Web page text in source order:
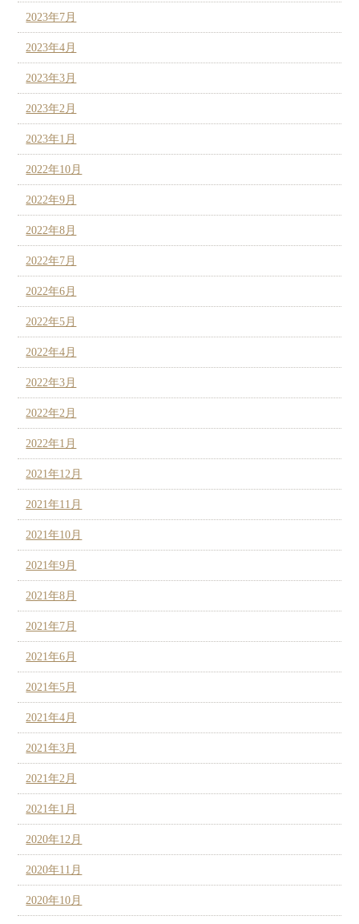
2023年7月
2023年4月
2023年3月
2023年2月
2023年1月
2022年10月
2022年9月
2022年8月
2022年7月
2022年6月
2022年5月
2022年4月
2022年3月
2022年2月
2022年1月
2021年12月
2021年11月
2021年10月
2021年9月
2021年8月
2021年7月
2021年6月
2021年5月
2021年4月
2021年3月
2021年2月
2021年1月
2020年12月
2020年11月
2020年10月